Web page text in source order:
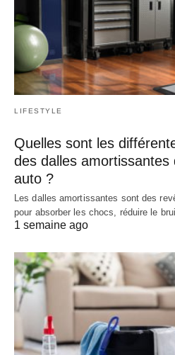
LIFESTYLE
Quelles sont les
des dalles amortissantes
auto ?
Les dalles amortissantes sont des
pour absorber les chocs, réduire le
1 semaine ago